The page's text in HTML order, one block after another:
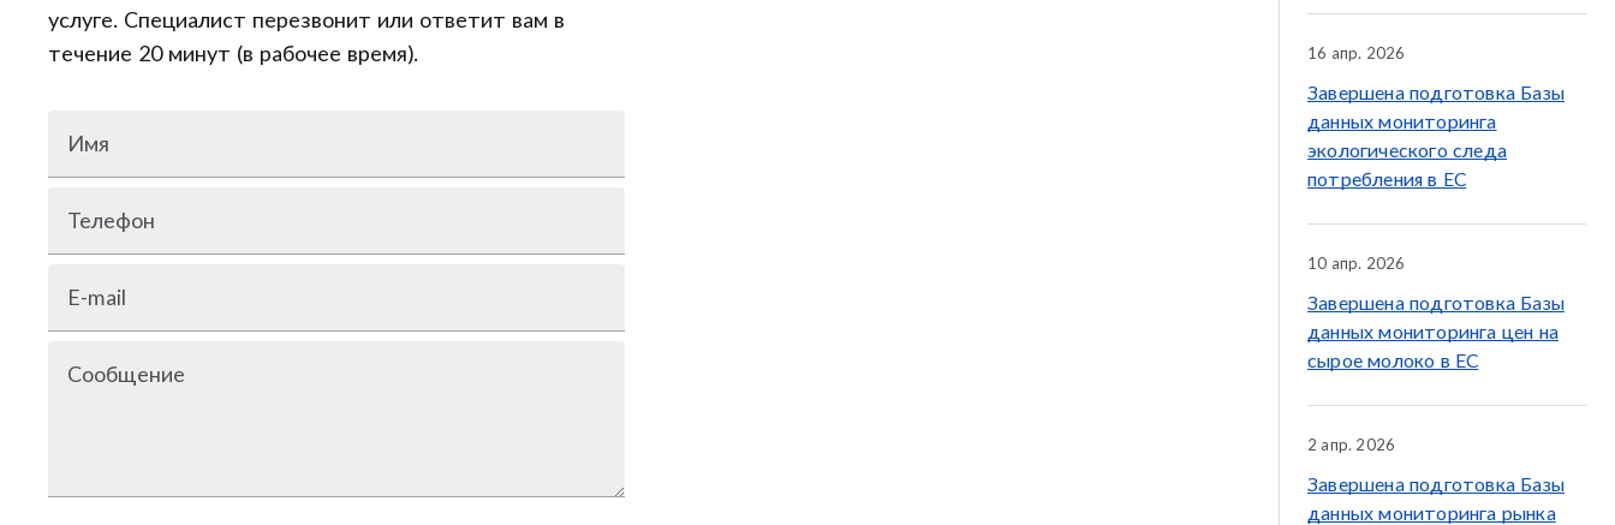
услуге. Специалист перезвонит или ответит вам в
течение 20 минут (в рабочее время).
Имя
Телефон
E-mail
Сообщение
16 апр. 2026
Завершена подготовка Базы
данных мониторинга
экологического следа
потребления в ЕС
10 апр. 2026
Завершена подготовка Базы
данных мониторинга цен на
сырое молоко в ЕС
2 апр. 2026
Завершена подготовка Базы
данных мониторинга рынка